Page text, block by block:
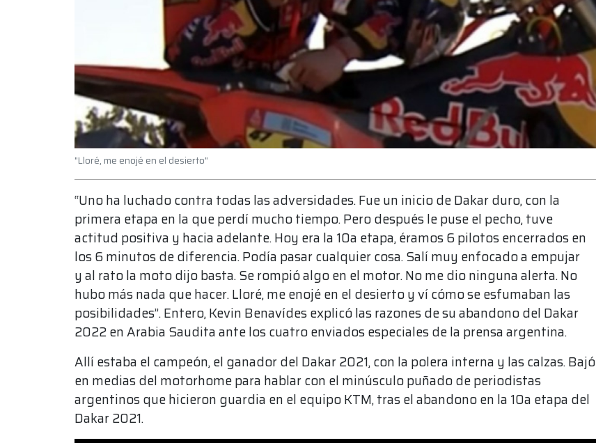
"Lloré, me enojé en el desierto"
“Uno ha luchado contra todas las adversidades. Fue un inicio de Dakar duro, con la
primera etapa en la que perdí mucho tiempo. Pero después le puse el pecho, tuve
actitud positiva y hacia adelante. Hoy era la 10a etapa, éramos 6 pilotos encerrados en
los 6 minutos de diferencia. Podía pasar cualquier cosa. Salí muy enfocado a empujar
y al rato la moto dijo basta. Se rompió algo en el motor. No me dio ninguna alerta. No
hubo más nada que hacer. Lloré, me enojé en el desierto y ví cómo se esfumaban las
posibilidades”. Entero, Kevin Benavídes explicó las razones de su abandono del Dakar
2022 en Arabia Saudita ante los cuatro enviados especiales de la prensa argentina.
Allí estaba el campeón, el ganador del Dakar 2021, con la polera interna y las calzas. Bajó
en medias del motorhome para hablar con el minúsculo puñado de periodistas
argentinos que hicieron guardia en el equipo KTM, tras el abandono en la 10a etapa del
Dakar 2021.